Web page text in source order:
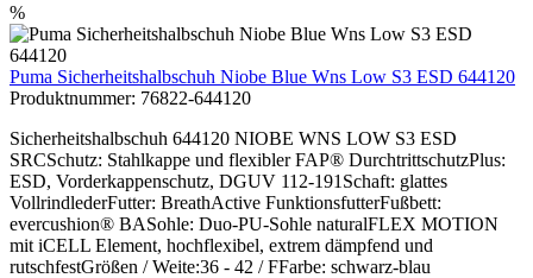
%
Puma Sicherheitshalbschuh Niobe Blue Wns Low S3 ESD 644120
Produktnummer: 76822-644120
Sicherheitshalbschuh 644120 NIOBE WNS LOW S3 ESD
SRCSchutz: Stahlkappe und flexibler FAP® DurchtrittschutzPlus:
ESD, Vorderkappenschutz, DGUV 112-191Schaft: glattes
VollrindlederFutter: BreathActive FunktionsfutterFußbett:
evercushion® BASohle: Duo-PU-Sohle naturalFLEX MOTION
mit iCELL Element, hochflexibel, extrem dämpfend und
rutschfestGrößen / Weite:36 - 42 / FFarbe: schwarz-blau